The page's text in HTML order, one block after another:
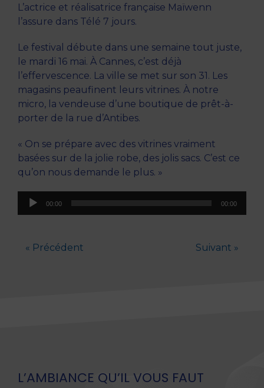
L’actrice et réalisatrice française Maïwenn
l’assure dans Télé 7 jours.
Le festival débute dans une semaine tout juste,
le mardi 16 mai. À Cannes, c’est déjà
l’effervescence. La ville se met sur son 31. Les
magasins peaufinent leurs vitrines. À notre
micro, la vendeuse d’une boutique de prêt-à-
porter de la rue d’Antibes.
« On se prépare avec des vitrines vraiment
basées sur de la jolie robe, des jolis sacs. C’est ce
qu’on nous demande le plus. »
Lecteur
00:00 00:00
« Précédent Suivant »
L’AMBIANCE QU’IL VOUS FAUT